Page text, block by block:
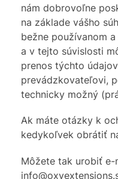
nám dobrovoľne
na základe vášho
bežne používanom
a v tejto súvislosti
prenos týchto
prevádzkovateľovi,
technicky možný
Ak máte otázky k
kedykoľvek obrátiť
Môžete tak urobiť e-